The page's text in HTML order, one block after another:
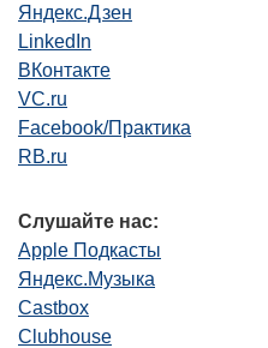
Яндекс.Дзен
LinkedIn
ВКонтакте
VC.ru
Facebook/Практика
RB.ru
Слушайте нас:
Apple Подкасты
Яндекс.Музыка
Castbox
Clubhouse